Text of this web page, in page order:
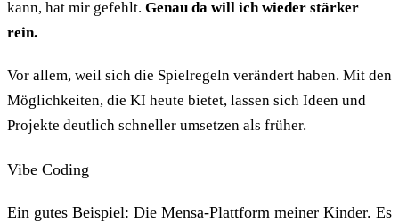
kann, hat mir gefehlt. Genau da will ich wieder stärker
rein.
Vor allem, weil sich die Spielregeln verändert haben. Mit den
Möglichkeiten, die KI heute bietet, lassen sich Ideen und
Projekte deutlich schneller umsetzen als früher.
Vibe Coding
Ein gutes Beispiel: Die Mensa-Plattform meiner Kinder. Es